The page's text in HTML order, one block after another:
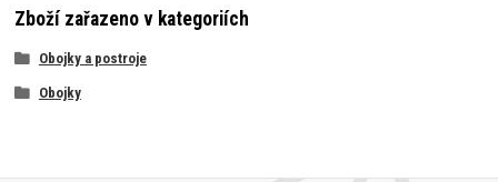
Zboží zařazeno v kategoriích
Obojky a postroje
Obojky